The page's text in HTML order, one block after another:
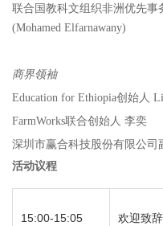
联合国教科文组织非洲优先事
(Mohamed Elfarnawany)
商界领袖
Education for Ethiopia创始人
FarmWorks联合创始人 李奕
深圳市赢合科技股份有限公司
活动议程
15:00-15:05 欢迎致辞